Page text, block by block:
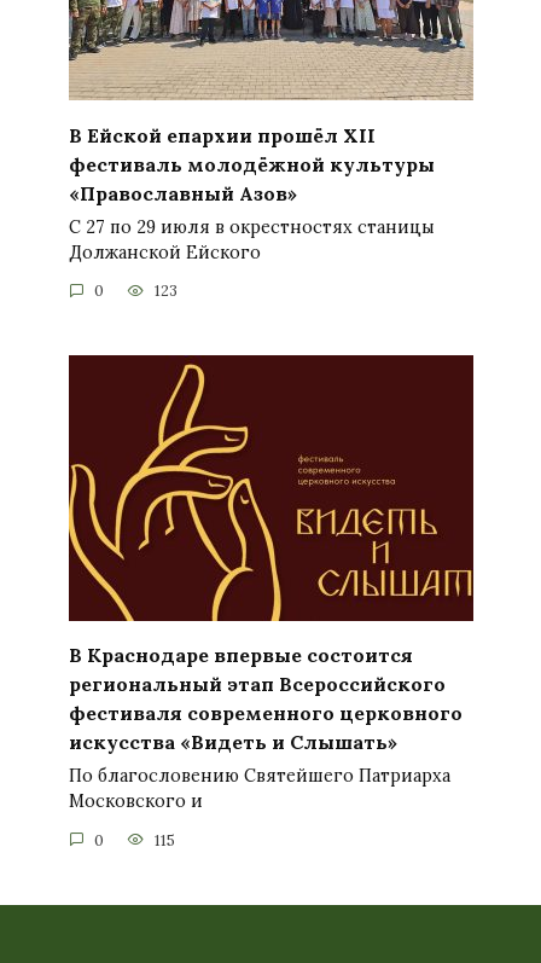
В Ейской епархии прошёл XII
фестиваль молодёжной культуры
«Православный Азов»
С 27 по 29 июля в окрестностях станицы
Должанской Ейского
0 123
В Краснодаре впервые состоится
региональный этап Всероссийского
фестиваля современного церковного
искусства «Видеть и Слышать»
По благословению Святейшего Патриарха
Московского и
0 115